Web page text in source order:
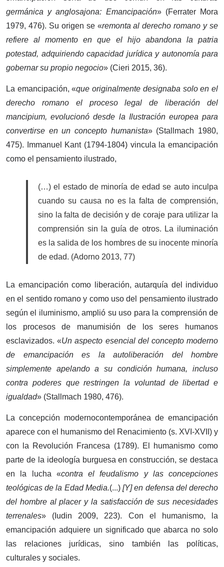
germánica y anglosajona: Emancipación» (Ferrater Mora
1979, 476). Su origen se «remonta al derecho romano y se
refiere al momento en que el hijo abandona la patria
potestad, adquiriendo capacidad jurídica y autonomía para
gobernar su propio negocio» (Cieri 2015, 36).
La emancipación, «que originalmente designaba solo en el
derecho romano el proceso legal de liberación del
mancipium, evolucionó desde la Ilustración europea para
convertirse en un concepto humanista» (Stallmach 1980,
475). Immanuel Kant (1794-1804) vincula la emancipación
como el pensamiento ilustrado,
(…) el estado de minoría de edad se auto inculpa
cuando su causa no es la falta de comprensión,
sino la falta de decisión y de coraje para utilizar la
comprensión sin la guía de otros. La iluminación
es la salida de los hombres de su inocente minoría
de edad. (Adorno 2013, 77)
La emancipación como liberación, autarquía del individuo
en el sentido romano y como uso del pensamiento ilustrado
según el iluminismo, amplió su uso para la comprensión de
los procesos de manumisión de los seres humanos
esclavizados. «Un aspecto esencial del concepto moderno
de emancipación es la autoliberación del hombre
simplemente apelando a su condición humana, incluso
contra poderes que restringen la voluntad de libertad e
igualdad» (Stallmach 1980, 476).
La concepción modernocontemporánea de emancipación
aparece con el humanismo del Renacimiento (s. XVI-XVII) y
con la Revolución Francesa (1789). El humanismo como
parte de la ideología burguesa en construcción, se destaca
en la lucha «contra el feudalismo y las concepciones
teológicas de la Edad Media.(...)[Y] en defensa del derecho
del hombre al placer y la satisfacción de sus necesidades
terrenales» (Iudin 2009, 223). Con el humanismo, la
emancipación adquiere un significado que abarca no solo
las relaciones jurídicas, sino también las políticas,
culturales y sociales.